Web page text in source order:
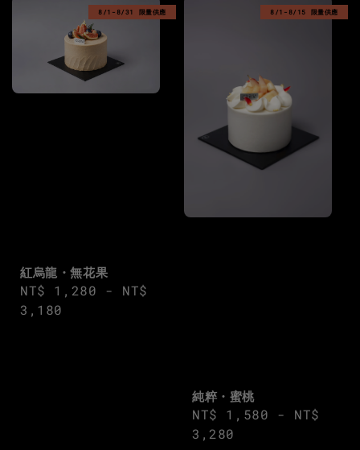
8/1-8/31 限量供應
紅烏龍・無花果
Regular
price
NT$ 1,280 - NT$
3,180
8/1-8/15 限量供應
純粹・蜜桃
Regular
price
NT$ 1,580 - NT$
3,280